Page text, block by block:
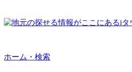
ホーム・検索